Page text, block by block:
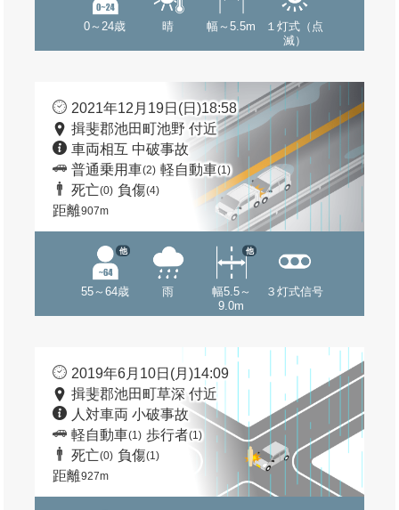
0～24歳 晴 幅～5.5m
１灯式（点
滅）
2021年12月19日(日)18:58
揖斐郡池田町池野 付近
車両相互 中破事故
普通乗用車(2) 軽自動車(1)
死亡(0) 負傷(4)
距離907m
55～64歳
他
雨
幅5.5～
9.0m
他
３灯式信号
2019年6月10日(月)14:09
揖斐郡池田町草深 付近
人対車両 小破事故
軽自動車(1) 歩行者(1)
死亡(0) 負傷(1)
距離927m